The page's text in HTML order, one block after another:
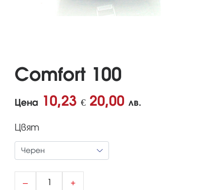
Comfort 100
Цена 10,23 € 20,00 лв.
Цвят
– +